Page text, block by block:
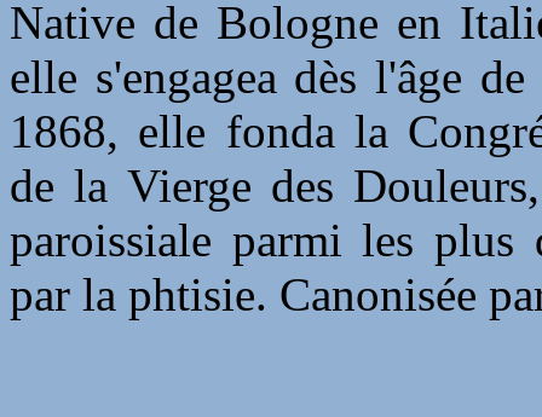
Native de Bologne en
elle s'engagea dès l'âge
1868, elle fonda la
de la Vierge des
paroissiale parmi les plus
par la phtisie. Canonisée